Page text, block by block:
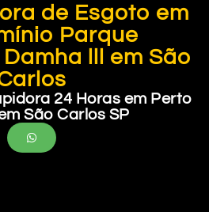
de Esgoto em
Parque
lll em São
24 Horas em Perto
São Carlos SP